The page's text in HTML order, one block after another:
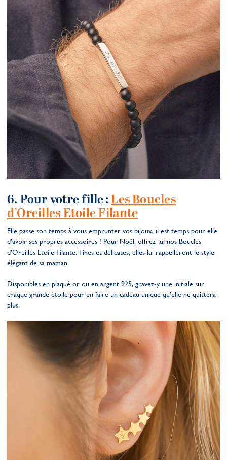
6. Pour votre fille :Les Boucles
d’Oreilles Etoile Filante
Elle passe son temps à vous emprunter vos bijoux, il est temps pour elle
d’avoir ses propres accessoires ! Pour Noël, offrez-lui nos Boucles
d’Oreilles Etoile Filante. Fines et délicates, elles lui rappelleront le style
élégant de sa maman.
Disponibles en plaqué or ou en argent 925, gravez-y une initiale sur
chaque grande étoile pour en faire un cadeau unique qu’elle ne quittera
plus.